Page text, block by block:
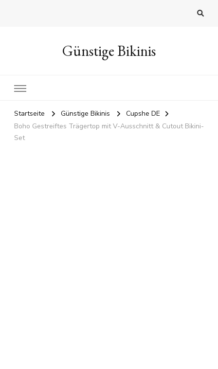
Günstige Bikinis
Startseite Günstige Bikinis
Cupshe DE
Boho Gestreiftes Trägertop mit V-Ausschnitt & Cutout Bikini-
Set